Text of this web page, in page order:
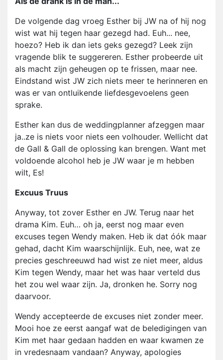
De volgende dag vroeg Esther bij JW na of hij nog
wist wat hij tegen haar gezegd had. Euh... nee,
hoezo? Heb ik dan iets geks gezegd? Leek zijn
vragende blik te suggereren. Esther probeerde uit
als macht zijn geheugen op te frissen, maar nee.
Eindstand wist JW zich niets meer te herinneren en
was er van ontluikende liefdesgevoelens geen
sprake.
Esther kan dus de weddingplanner afzeggen maar
ja..ze is niets voor niets een volhouder. Wellicht dat
de Gall & Gall de oplossing kan brengen. Want met
voldoende alcohol heb je JW waar je m hebben
wilt, Es!
Excuus Truus
Anyway, tot zover Esther en JW. Terug naar het
drama Kim. Euh… oh ja, eerst nog maar even
excuses tegen Wendy maken. Heb ik dat óók maar
gehad, dacht Kim waarschijnlijk. Euh, nee, wat ze
precies geschreeuwd had wist ze niet meer, aldus
Kim tegen Wendy, maar het was haar verteld dus
het zou wel waar zijn. Ja, dronken he. Sorry nog
daarvoor.
Wendy accepteerde de excuses niet zonder meer.
Mooi hoe ze eerst aangaf wat de beledigingen van
Kim met haar gedaan hadden en waar kwamen ze
in vredesnaam vandaan? Anyway, apologies